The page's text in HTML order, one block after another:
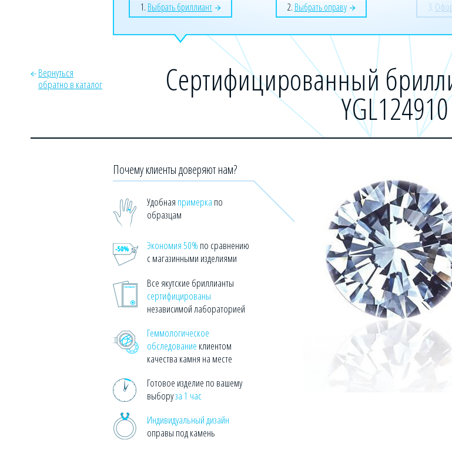
1. Выбрать бриллиант 2. Выбрать оправу 3.
Вернуться
обратно в каталог
Сертифицированный
YGL124910
Почему клиенты доверяют нам?
Удобная примерка по
образцам
Экономия 50% по сравнению
с магазинными изделиями
Все якутские бриллианты
сертифицированы
независимой лабораторией
Геммологическое
обследование клиентом
качества камня на месте
Готовое изделие по вашему
выборуза 1 час
Индивидуальный дизайн
оправы под камень